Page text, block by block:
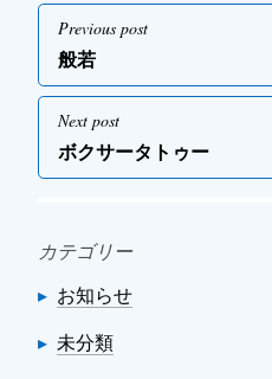
投
稿
ナ
ビ
ゲ
ー
ョ
Previous post
Previous
般若
Next post
Next
ボクサータトゥー
カテゴリー
お知らせ
未分類